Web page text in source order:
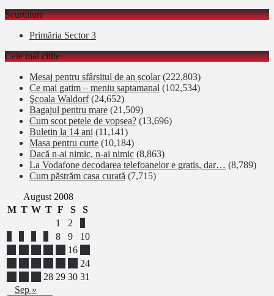
Scurtături
Primăria Sector 3
Cele mai citite
Mesaj pentru sfârșitul de an școlar (222,803)
Ce mai gatim – meniu saptamanal (102,534)
Şcoala Waldorf (24,652)
Bagajul pentru mare (21,509)
Cum scot petele de vopsea? (13,696)
Buletin la 14 ani (11,141)
Masa pentru curte (10,184)
Dacă n-ai nimic, n-ai nimic (8,863)
La Vodafone decodarea telefoanelor e gratis, dar… (8,789)
Cum păstrăm casa curată (7,715)
August 2008
M T W T F S
S
1
2
8 9
10
16
24
28 29 30 31
Sep »